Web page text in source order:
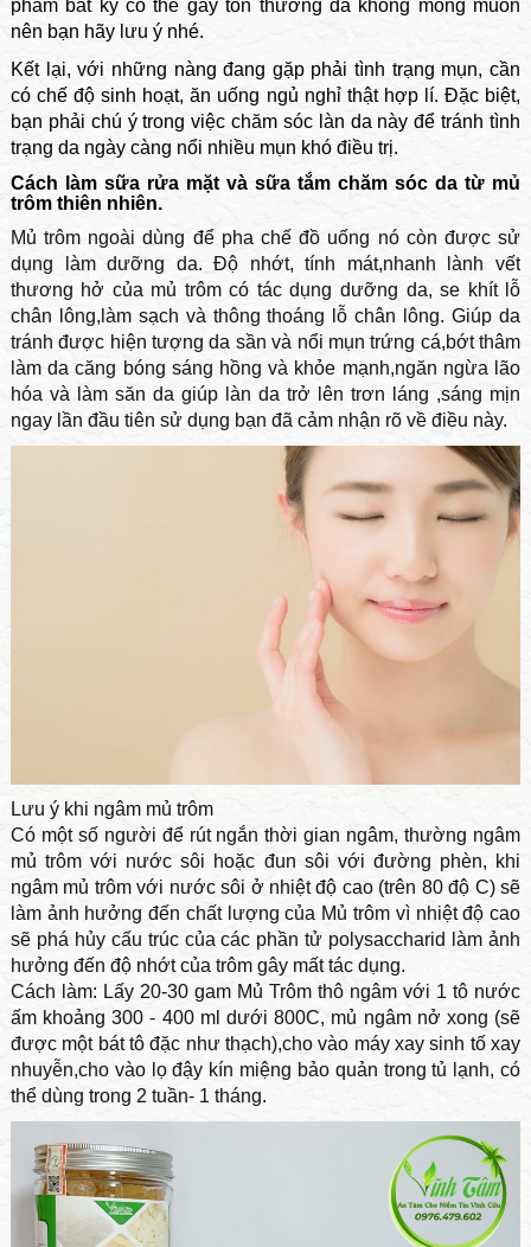
phẩm bất kỳ có thể gây tổn thương da không mong muốn
nên bạn hãy lưu ý nhé.
Kết lại, với những nàng đang gặp phải tình trạng mụn, cần
có chế độ sinh hoạt, ăn uống ngủ nghỉ thật hợp lí. Đặc biệt,
bạn phải chú ý trong việc chăm sóc làn da này để tránh tình
trạng da ngày càng nổi nhiều mụn khó điều trị.
Cách làm sữa rửa mặt và sữa tắm chăm sóc da từ mủ
trôm thiên nhiên.
Mủ trôm ngoài dùng để pha chế đồ uống nó còn được sử
dụng làm dưỡng da. Độ nhớt, tính mát,nhanh lành vết
thương hở của mủ trôm có tác dụng dưỡng da, se khít lỗ
chân lông,làm sạch và thông thoáng lỗ chân lông. Giúp da
tránh được hiện tượng da sần và nổi mụn trứng cá,bớt thâm
làm da căng bóng sáng hồng và khỏe mạnh,ngăn ngừa lão
hóa và làm săn da giúp làn da trở lên trơn láng ,sáng mịn
ngay lần đầu tiên sử dụng bạn đã cảm nhận rõ về điều này.
Lưu ý khi ngâm mủ trôm
Có một số người để rút ngắn thời gian ngâm, thường ngâm
mủ trôm với nước sôi hoặc đun sôi với đường phèn, khi
ngâm mủ trôm với nước sôi ở nhiệt độ cao (trên 80 độ C) sẽ
làm ảnh hưởng đến chất lượng của Mủ trôm vì nhiệt độ cao
sẽ phá hủy cấu trúc của các phần tử polysaccharid làm ảnh
hưởng đến độ nhớt của trôm gây mất tác dụng.
Cách làm: Lấy 20-30 gam Mủ Trôm thô ngâm với 1 tô nước
ấm khoảng 300 - 400 ml dưới 800C, mủ ngâm nở xong (sẽ
được một bát tô đặc như thạch),cho vào máy xay sinh tố xay
nhuyễn,cho vào lọ đậy kín miệng bảo quản trong tủ lạnh, có
thể dùng trong 2 tuần- 1 tháng.